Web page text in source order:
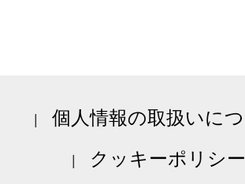
個人情報の取扱いに
クッキーポリシー